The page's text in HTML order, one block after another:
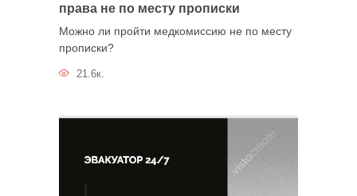
права не по месту прописки
Можно ли пройти медкомиссию не по месту
прописки?
21.6к.